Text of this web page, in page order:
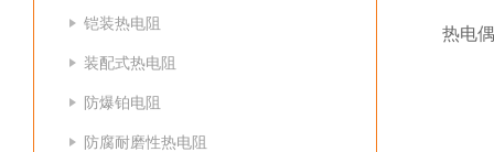
铠装热电阻
装配式热电阻
防爆铂电阻
防腐耐磨性热电阻
热电